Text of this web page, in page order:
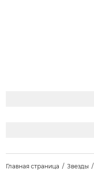
Главная страница Звезды